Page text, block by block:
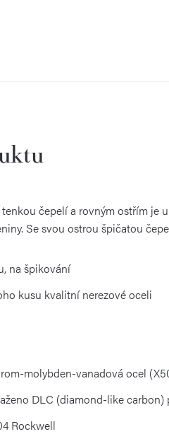
čepelí a rovným ostřím je
Se svou ostrou špičatou
na špikování
kusu kvalitní nerezové oceli
molybden-vanadová ocel
DLC (diamond-like
Rockwell